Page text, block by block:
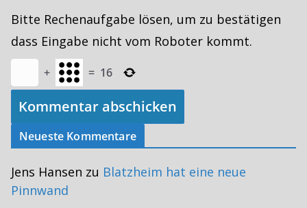
Bitte Rechenaufgabe lösen, um zu bestätigen
dass Eingabe nicht vom Roboter kommt.
+ = 16
Neueste Kommentare
Jens Hansen zu Blatzheim hat eine neue
Pinnwand